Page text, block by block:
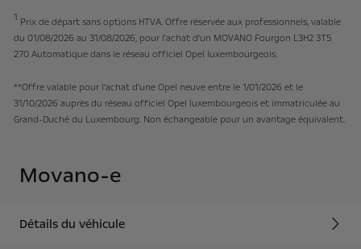
1 Prix de départ sans options HTVA. Offre réservée aux professionnels, valable
du 01/08/2026 au 31/08/2026, pour l'achat d'un MOVANO Fourgon L3H2 3T5
270 Automatique dans le réseau officiel Opel luxembourgeois.
**Offre valable pour l'achat d'une Opel neuve entre le 1/01/2026 et le
31/10/2026 auprès du réseau officiel Opel luxembourgeois et immatriculée au
Grand-Duché du Luxembourg. Non échangeable pour un avantage équivalent.
Movano-e
Détails du véhicule